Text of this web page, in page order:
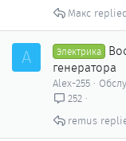
Макс
A Электрика
генератора
Alex-255
252
remus